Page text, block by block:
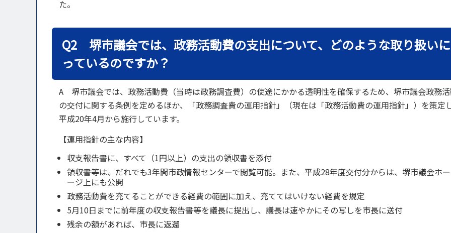
た。
Q2 堺市議会では、政務活動費の支出について、どのような取り扱い
っているのですか？
A 堺市議会では、政務活動費（当時は政務調査費）の使途にかかる透明性を確保するため、堺市議会政務
の交付に関する条例を定めるほか、「政務調査費の運用指針」（現在は「政務活動費の運用指針」）を策定
平成20年4月から施行しています。
【運用指針の主な内容】
収支報告書に、すべて（1円以上）の支出の領収書を添付
領収書等は、だれでも3年間市政情報センターで閲覧可能。また、平成28年度交付分からは、堺市議会ホ
ージ上にも公開
政務活動費を充てることができる経費の範囲に加え、充ててはいけない経費を規定
5月10日までに前年度の収支報告書等を議長に提出し、議長は速やかにその写しを市長に送付
残余の額があれば、市長に返還